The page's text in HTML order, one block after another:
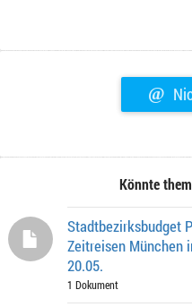
@
Könnte
Stadtbezirksbudget
Zeitreisen München
20.05.
1 Dokument